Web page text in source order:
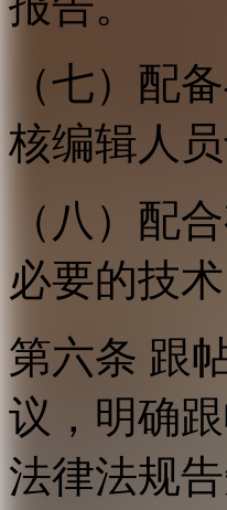
（七）配
核编辑人员
（八）配
必要的技
第六条 跟
议，明确
法律法规